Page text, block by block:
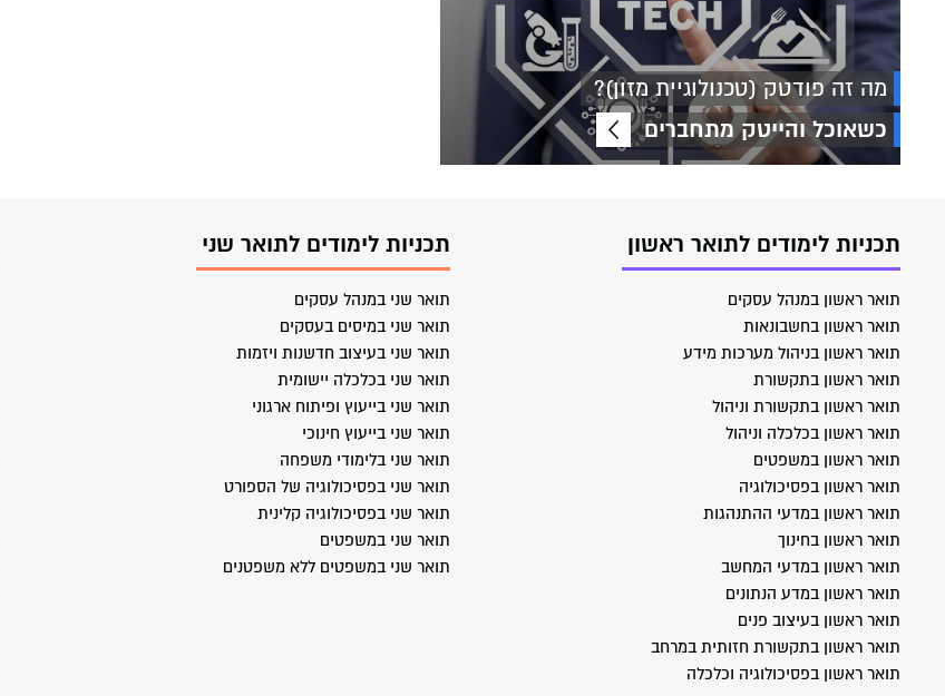
מה זה פודטק (טכנולוגיית מזון)?
כשאוכל והייטק מתחברים
תכניות לימודים לתואר ראשון
תואר ראשון במנהל עסקים
תואר ראשון בחשבונאות
תואר ראשון בניהול מערכות מידע
תואר ראשון בתקשורת
תואר ראשון בתקשורת וניהול
תואר ראשון בכלכלה וניהול
תואר ראשון במשפטים
תואר ראשון בפסיכולוגיה
תואר ראשון במדעי ההתנהגות
תואר ראשון בחינוך
תואר ראשון במדעי המחשב
תואר ראשון במדע הנתונים
תואר ראשון בעיצוב פנים
תואר ראשון בתקשורת חזותית במרחב
תואר ראשון בפסיכולוגיה וכלכלה
תכניות לימודים לתואר שני
תואר שני במנהל עסקים
תואר שני במיסים בעסקים
תואר שני בעיצוב חדשנות ויזמות
תואר שני בכלכלה יישומית
תואר שני בייעוץ ופיתוח ארגוני
תואר שני בייעוץ חינוכי
תואר שני בלימודי משפחה
תואר שני בפסיכולוגיה של הספורט
תואר שני בפסיכולוגיה קלינית
תואר שני במשפטים
תואר שני במשפטים ללא משפטנים